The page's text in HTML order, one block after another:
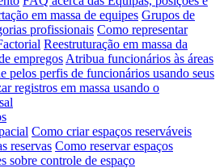
em massa de equipes Grupos de
profissionais Como representar
Reestruturação em massa da
empregos Atribua funcionários às áreas
pelos perfis de funcionários usando seus
registros em massa usando o
Como criar espaços reserváveis
reservas Como reservar espaços
sobre controle de espaço